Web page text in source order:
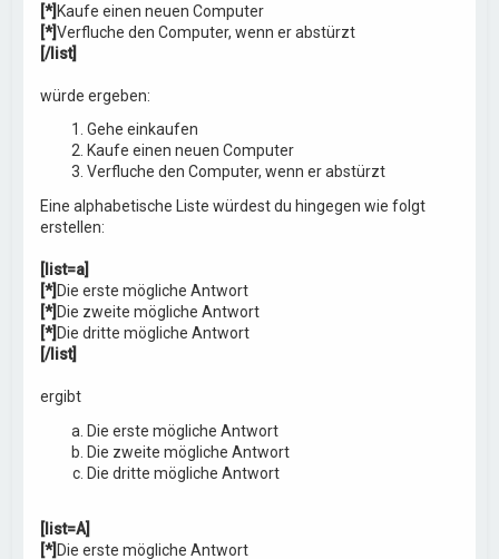
[*] Kaufe einen neuen Computer
[*]Verfluche den Computer, wenn er abstürzt
[/list]
würde ergeben:
Gehe einkaufen
Kaufe einen neuen Computer
Verfluche den Computer, wenn er abstürzt
Eine alphabetische Liste würdest du hingegen wie folgt
erstellen:
[list=a]
[*] Die erste mögliche Antwort
[*] Die zweite mögliche Antwort
[*] Die dritte mögliche Antwort
[/list]
ergibt
Die erste mögliche Antwort
Die zweite mögliche Antwort
Die dritte mögliche Antwort
[list=A]
[*] Die erste mögliche Antwort